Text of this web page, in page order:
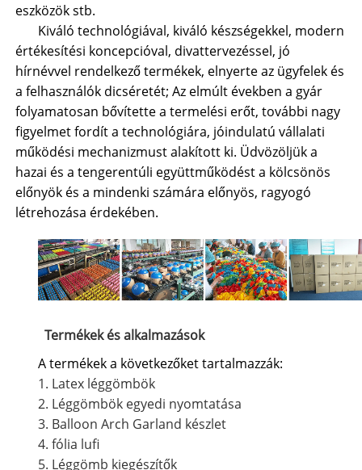
eszközök stb.
Kiváló technológiával, kiváló készségekkel, modern
értékesítési koncepcióval, divattervezéssel, jó
hírnévvel rendelkező termékek, elnyerte az ügyfelek és
a felhasználók dicséretét; Az elmúlt években a gyár
folyamatosan bővítette a termelési erőt, további nagy
figyelmet fordít a technológiára, jóindulatú vállalati
működési mechanizmust alakított ki. Üdvözöljük a
hazai és a tengerentúli együttműködést a kölcsönös
előnyök és a mindenki számára előnyös, ragyogó
létrehozása érdekében.
Termékek és alkalmazások
A termékek a következőket tartalmazzák:
1. Latex léggömbök
2. Léggömbök egyedi nyomtatása
3. Balloon Arch Garland készlet
4. fólia lufi
5. Léggömb kiegészítők